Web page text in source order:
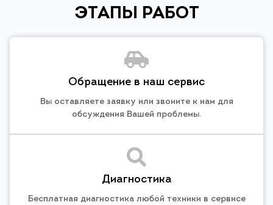
ЭТАПЫ РАБОТ
Обращение в наш сервис
Вы оставляете заявку или звоните к нам для
обсуждения Вашей проблемы.
Диагностика
Бесплатная диагностика любой техники в сервисе